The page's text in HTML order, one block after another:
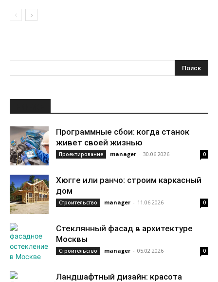
Программные сбои: когда станок
живет своей жизнью
Проектирование manager - 30.06.2026 0
Хюгге или ранчо: строим каркасный
дом
Строительство manager - 11.06.2026 0
Стеклянный фасад в архитектуре
Москвы
Строительство manager - 05.02.2026 0
Ландшафтный дизайн: красота